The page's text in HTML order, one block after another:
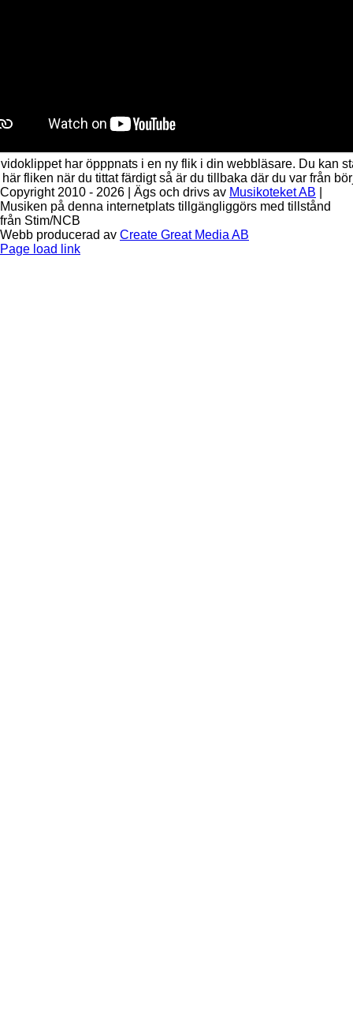
har öpppnats i en ny flik i din webbläsare. Du kan
fliken när du tittat färdigt så är du tillbaka där du var från
Copyright 2010 - 2026 | Ägs och drivs av Musikoteket AB
Musiken på denna internetplats tillgängliggörs med tillstånd
från Stim/NCB
Webb producerad av Create Great Media AB
Facebook
Instagram
Page load link